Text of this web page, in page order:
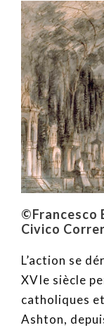
©Francesco
Civico
L’action se
XVIe siècle
catholiques
Ashton,